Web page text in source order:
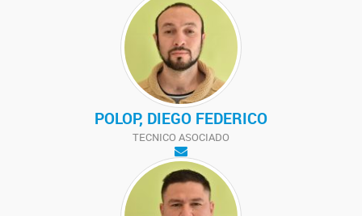
POLOP, DIEGO FEDERICO
TECNICO ASOCIADO